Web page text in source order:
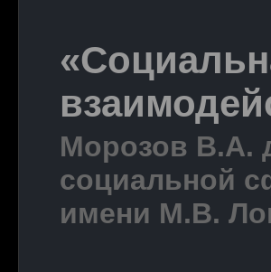
Морозов В.А.
социальной
имени М.В.